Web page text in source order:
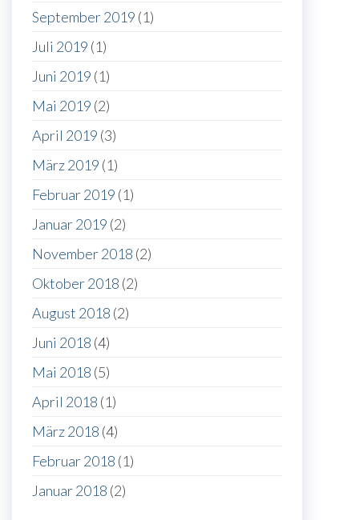
September 2019 (1)
Juli 2019 (1)
Juni 2019 (1)
Mai 2019 (2)
April 2019 (3)
März 2019 (1)
Februar 2019 (1)
Januar 2019 (2)
November 2018 (2)
Oktober 2018 (2)
August 2018 (2)
Juni 2018 (4)
Mai 2018 (5)
April 2018 (1)
März 2018 (4)
Februar 2018 (1)
Januar 2018 (2)